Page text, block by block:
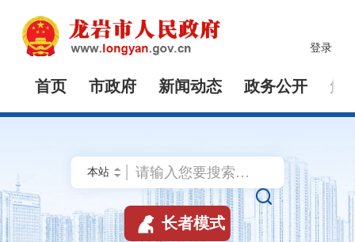
登录
首页 市政府 新闻动态 政务公开 解

 长者模式